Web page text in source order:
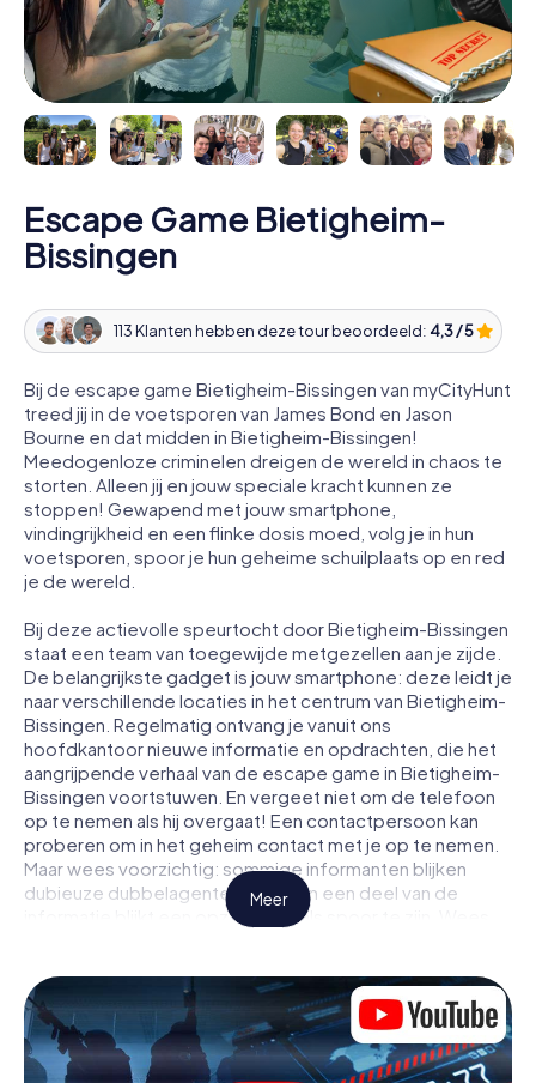
Escape Game Bietigheim-
Bissingen
113 Klanten hebben deze tour beoordeeld: 4,3 / 5
Bij de escape game Bietigheim-Bissingen van myCityHunt
treed jij in de voetsporen van James Bond en Jason
Bourne en dat midden in Bietigheim-Bissingen!
Meedogenloze criminelen dreigen de wereld in chaos te
storten. Alleen jij en jouw speciale kracht kunnen ze
stoppen! Gewapend met jouw smartphone,
vindingrijkheid en een flinke dosis moed, volg je in hun
voetsporen, spoor je hun geheime schuilplaats op en red
je de wereld.
Bij deze actievolle speurtocht door Bietigheim-Bissingen
staat een team van toegewijde metgezellen aan je zijde.
De belangrijkste gadget is jouw smartphone: deze leidt je
naar verschillende locaties in het centrum van Bietigheim-
Bissingen. Regelmatig ontvang je vanuit ons
hoofdkantoor nieuwe informatie en opdrachten, die het
aangrijpende verhaal van de escape game in Bietigheim-
Bissingen voortstuwen. En vergeet niet om de telefoon
op te nemen als hij overgaat! Een contactpersoon kan
proberen om in het geheim contact met je op te nemen.
Maar wees voorzichtig: sommige informanten blijken
dubieuze dubbelagenten te zijn en een deel van de
informatie blijkt een opzettelijk vals spoor te zijn. Wees
Anders dan in een klassieke escaperoom in Bietigheim-
Bissingen zit je niet opgesloten in een kamer waaruit je
jezelf binnen een bepaald tijdvenster moet bevrijden.
Meer